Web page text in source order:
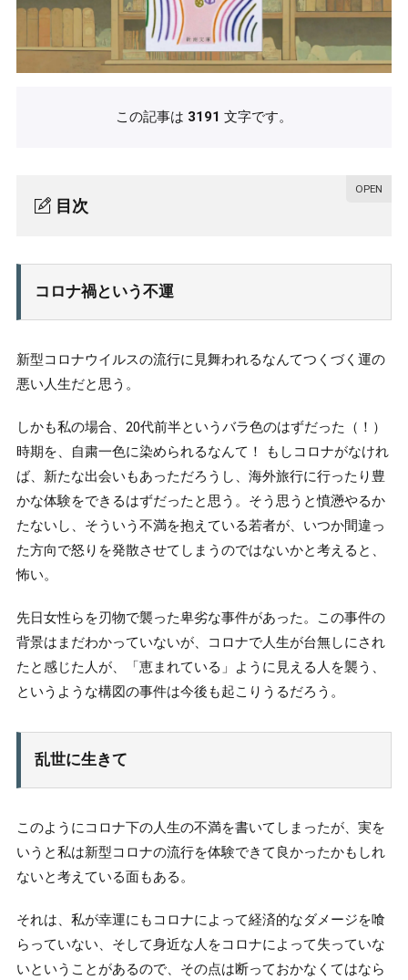
この記事は 3191 文字です。
目次
乱世に生きて
4.
5.
おわりに
コロナ禍という不運
新型コロナウイルスの流行に見舞われるなんてつくづく運の
悪い人生だと思う。
しかも私の場合、20代前半というバラ色のはずだった（！）
時期を、自粛一色に染められるなんて！ もしコロナがなけれ
ば、新たな出会いもあっただろうし、海外旅行に行ったり豊
かな体験をできるはずだったと思う。そう思うと憤懣やるか
たないし、そういう不満を抱えている若者が、いつか間違っ
た方向で怒りを発散させてしまうのではないかと考えると、
怖い。
先日女性らを刃物で襲った卑劣な事件があった。この事件の
背景はまだわかっていないが、コロナで人生が台無しにされ
たと感じた人が、「恵まれている」ように見える人を襲う、
というような構図の事件は今後も起こりうるだろう。
乱世に生きて
このようにコロナ下の人生の不満を書いてしまったが、実を
いうと私は新型コロナの流行を体験できて良かったかもしれ
ないと考えている面もある。
それは、私が幸運にもコロナによって経済的なダメージを喰
らっていない、そして身近な人をコロナによって失っていな
いということがあるので、その点は断っておかなくてはなら